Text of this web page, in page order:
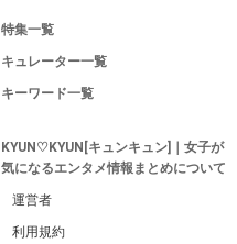
特集一覧
キュレーター一覧
キーワード一覧
KYUN♡KYUN[キュンキュン]｜女子が
気になるエンタメ情報まとめについて
運営者
利用規約